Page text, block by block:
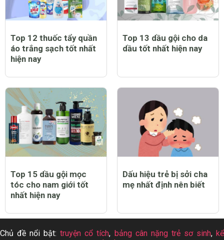
Top 12 thuốc tẩy quần
áo trắng sạch tốt nhất
hiện nay
Top 13 dầu gội cho da
dầu tốt nhất hiện nay
Top 15 dầu gội mọc
tóc cho nam giới tốt
nhất hiện nay
Dấu hiệu trẻ bị sởi cha
mẹ nhất định nên biết
Chủ đề nổi bật:truyện cổ tích, bảng cân nặng trẻ sơ sinh,kể